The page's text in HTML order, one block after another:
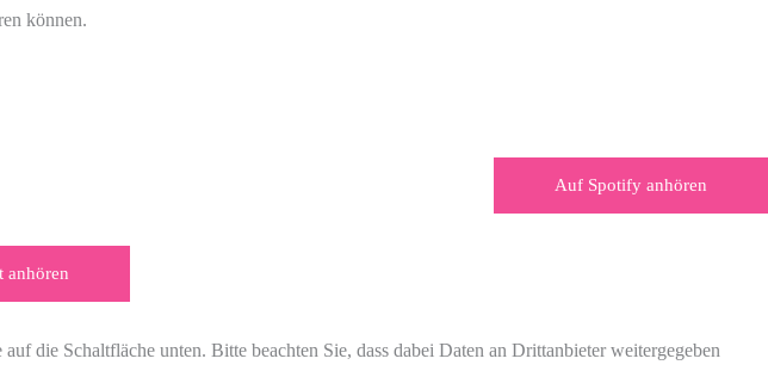
können.
Auf Spotify anhören
anhören
die Schaltfläche unten. Bitte beachten Sie, dass dabei Daten an Drittanbieter weitergegeben